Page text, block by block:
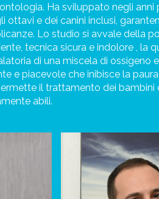
Ha sviluppato negli anni
ottavi e dei canini inclusi,
Lo studio si avvale della
tecnica sicura e indolore , la
di una miscela di ossigeno
e piacevole che inibisce la
il trattamento dei bambini
abili.